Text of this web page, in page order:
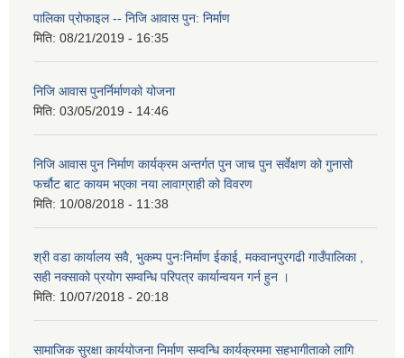
पालिका प्राेफाइल -- निजि आवास पुन: निर्माण
मिति: 08/21/2019 - 16:35
निजि आवास पुनर्निर्माणको योजना
मिति: 03/05/2019 - 14:46
निजि आवास पुन निर्माण कार्यक्रम अन्तर्गत पुन जाच पुन सर्वेक्षण को गुनासो
फर्चौट बाट कायम भएका नया लावाग्राही को विवरण
मिति: 10/08/2018 - 11:38
श्री वडा कार्यालय सवै, भुकम्प पुनःनिर्माण ईकाई, मकवानपुरगढी गाउँपालिका ,
सही नक्साको प्रयोग सम्वन्धि परिपत्र कार्यान्वयन गर्न हुन ।
मिति: 10/07/2018 - 20:18
सामाजिक सुरक्षा कार्ययोजना निर्माण सम्वन्धि कार्यक्रममा सहभागीताको लागि